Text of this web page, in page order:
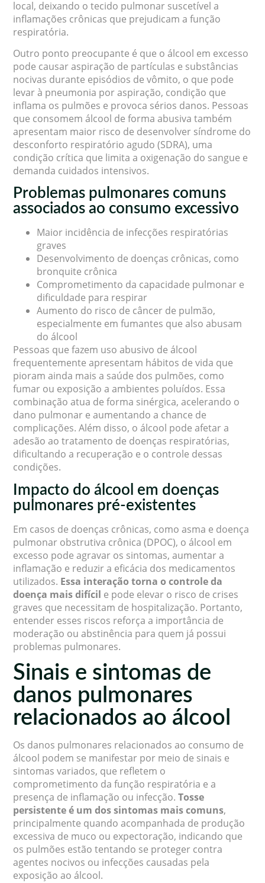
local, deixando o tecido pulmonar suscetível a
inflamações crônicas que prejudicam a função
respiratória.
Outro ponto preocupante é que o álcool em excesso
pode causar aspiração de partículas e substâncias
nocivas durante episódios de vômito, o que pode
levar à pneumonia por aspiração, condição que
inflama os pulmões e provoca sérios danos. Pessoas
que consomem álcool de forma abusiva também
apresentam maior risco de desenvolver síndrome do
desconforto respiratório agudo (SDRA), uma
condição crítica que limita a oxigenação do sangue e
demanda cuidados intensivos.
Problemas pulmonares comuns
associados ao consumo excessivo
Maior incidência de infecções respiratórias
graves
Desenvolvimento de doenças crônicas, como
bronquite crônica
Comprometimento da capacidade pulmonar e
dificuldade para respirar
Aumento do risco de câncer de pulmão,
especialmente em fumantes que also abusam
do álcool
Pessoas que fazem uso abusivo de álcool
frequentemente apresentam hábitos de vida que
pioram ainda mais a saúde dos pulmões, como
fumar ou exposição a ambientes poluídos. Essa
combinação atua de forma sinérgica, acelerando o
dano pulmonar e aumentando a chance de
complicações. Além disso, o álcool pode afetar a
adesão ao tratamento de doenças respiratórias,
dificultando a recuperação e o controle dessas
condições.
Impacto do álcool em doenças
pulmonares pré-existentes
Em casos de doenças crônicas, como asma e doença
pulmonar obstrutiva crônica (DPOC), o álcool em
excesso pode agravar os sintomas, aumentar a
inflamação e reduzir a eficácia dos medicamentos
utilizados. Essa interação torna o controle da
doença mais difícil e pode elevar o risco de crises
graves que necessitam de hospitalização. Portanto,
entender esses riscos reforça a importância de
moderação ou abstinência para quem já possui
problemas pulmonares.
Sinais e sintomas de
danos pulmonares
relacionados ao álcool
Os danos pulmonares relacionados ao consumo de
álcool podem se manifestar por meio de sinais e
sintomas variados, que refletem o
comprometimento da função respiratória e a
presença de inflamação ou infecção.Tosse
persistente é um dos sintomas mais comuns,
principalmente quando acompanhada de produção
excessiva de muco ou expectoração, indicando que
os pulmões estão tentando se proteger contra
agentes nocivos ou infecções causadas pela
exposição ao álcool.